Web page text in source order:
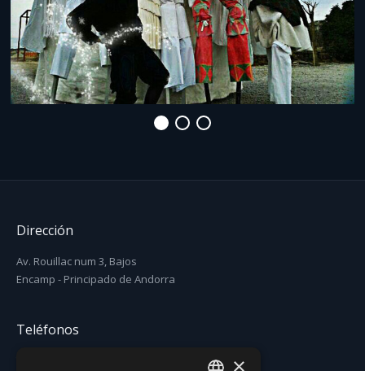
Dirección
Av. Rouillac num 3, Bajos
Encamp - Principado de Andorra
Teléfonos
×